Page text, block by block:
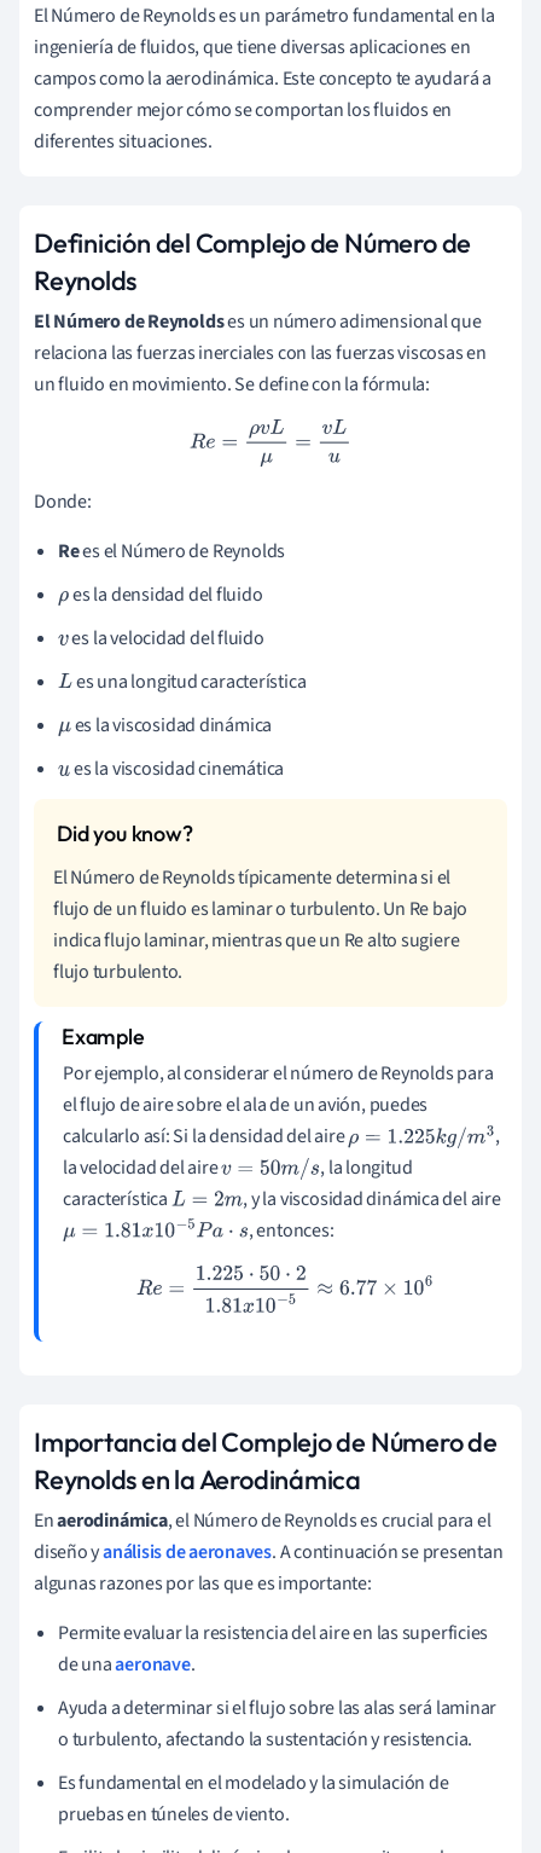
El Número de Reynolds es un parámetro fundamental en la
ingeniería de fluidos, que tiene diversas aplicaciones en
campos como la aerodinámica. Este concepto te ayudará a
comprender mejor cómo se comportan los fluidos en
diferentes situaciones.
Definición del Complejo de Número de
Reynolds
El Número de Reynoldses un número adimensional que
relaciona las fuerzas inerciales con las fuerzas viscosas en
un fluido en movimiento. Se define con la fórmula:
Re =ρvLμ= vL u
Donde:
Rees el Número de Reynolds
ρes la densidad del fluido
ves la velocidad del fluido
L es una longitud característica
μes la viscosidad dinámica
ues la viscosidad cinemática
El Número de Reynolds típicamente determina si el
flujo de un fluido es laminar o turbulento. Un Re bajo
indica flujo laminar, mientras que un Re alto sugiere
flujo turbulento.
Por ejemplo, al considerar el número de Reynolds para
el flujo de aire sobre el ala de un avión, puedes
calcularlo así: Si la densidad del aireρ=1.225kg/m3
,
la velocidad del airev=50 m/s
, la longitud
característicaL= 2m
, y la viscosidad dinámica del aire
μ=1.81x10−5Pa⋅s
, entonces:
Re=1.225⋅50⋅21.81x10−5≈ 6.77 ×106
Importancia del Complejo de Número de
Reynolds en la Aerodinámica
Enaerodinámica, el Número de Reynolds es crucial para el
diseño yanálisis de aeronaves. A continuación se presentan
algunas razones por las que es importante:
Permite evaluar la resistencia del aire en las superficies
de unaaeronave.
Ayuda a determinar si el flujo sobre las alas será laminar
o turbulento, afectando la sustentación y resistencia.
Es fundamental en el modelado y la simulación de
pruebas en túneles de viento.